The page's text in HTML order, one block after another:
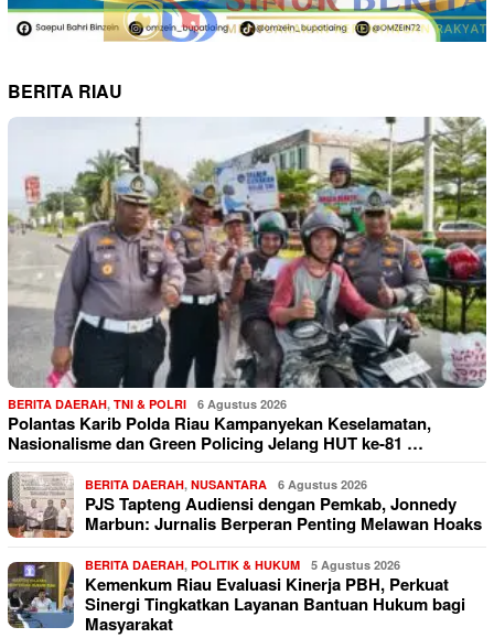
BERITA RIAU
BERITA DAERAH, TNI & POLRI 6 Agustus 2026
Polantas Karib Polda Riau Kampanyekan Keselamatan,
Nasionalisme dan Green Policing Jelang HUT ke-81 …
BERITA DAERAH, NUSANTARA 6 Agustus 2026
PJS Tapteng Audiensi dengan Pemkab, Jonnedy
Marbun: Jurnalis Berperan Penting Melawan Hoaks
BERITA DAERAH, POLITIK & HUKUM 5 Agustus 2026
Kemenkum Riau Evaluasi Kinerja PBH, Perkuat
Sinergi Tingkatkan Layanan Bantuan Hukum bagi
Masyarakat